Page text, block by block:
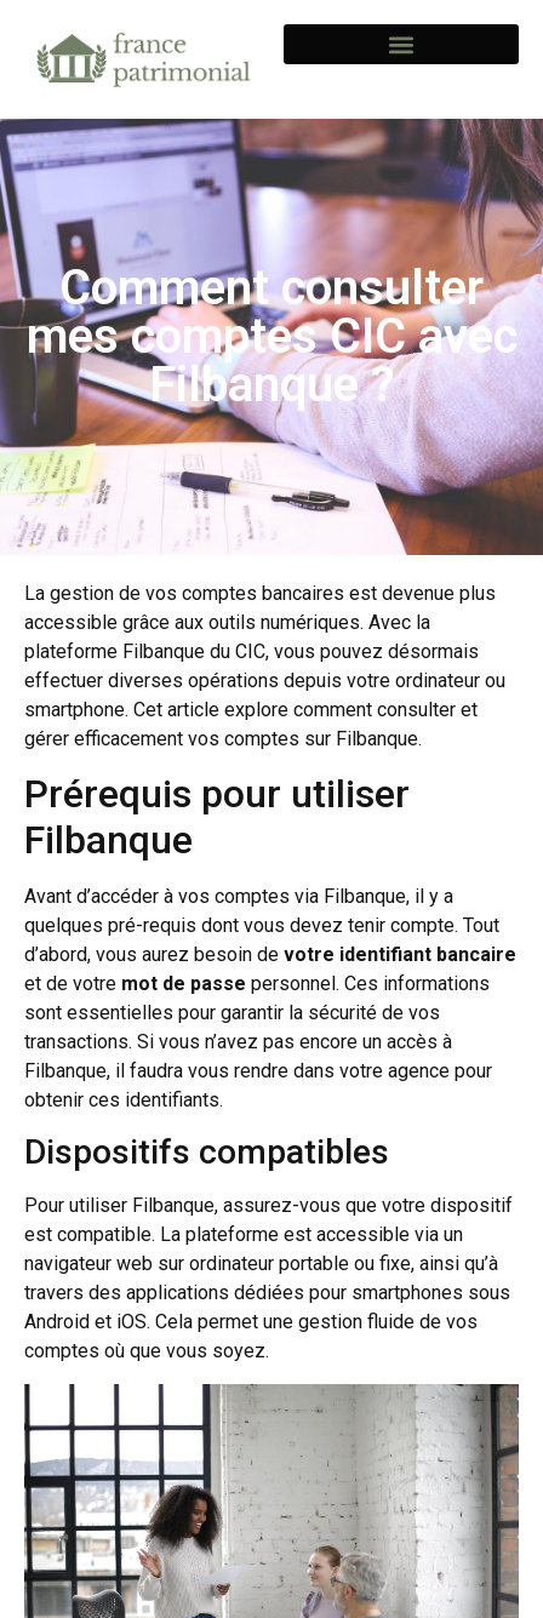
Comment consulter
mes comptes CIC avec
Filbanque ?
La gestion de vos comptes bancaires est devenue plus
accessible grâce aux outils numériques. Avec la
plateforme Filbanque du CIC, vous pouvez désormais
effectuer diverses opérations depuis votre ordinateur ou
smartphone. Cet article explore comment consulter et
gérer efficacement vos comptes sur Filbanque.
Prérequis pour utiliser
Filbanque
Avant d’accéder à vos comptes via Filbanque, il y a
quelques pré-requis dont vous devez tenir compte. Tout
d’abord, vous aurez besoin de votre identifiant bancaire
et de votre mot de passe personnel. Ces informations
sont essentielles pour garantir la sécurité de vos
transactions. Si vous n’avez pas encore un accès à
Filbanque, il faudra vous rendre dans votre agence pour
obtenir ces identifiants.
Dispositifs compatibles
Pour utiliser Filbanque, assurez-vous que votre dispositif
est compatible. La plateforme est accessible via un
navigateur web sur ordinateur portable ou fixe, ainsi qu’à
travers des applications dédiées pour smartphones sous
Android et iOS. Cela permet une gestion fluide de vos
comptes où que vous soyez.